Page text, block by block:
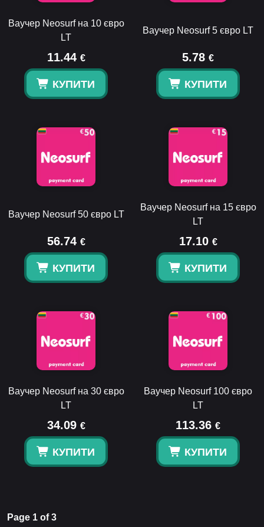
Ваучер Neosurf на 10 євро
LT
11.44 €
КУПИТИ
Ваучер Neosurf 5 євро LT
5.78 €
КУПИТИ
Ваучер Neosurf 50 євро LT
56.74 €
КУПИТИ
Ваучер Neosurf на 15 євро
LT
17.10 €
КУПИТИ
Ваучер Neosurf на 30 євро
LT
34.09 €
КУПИТИ
Ваучер Neosurf 100 євро
LT
113.36 €
КУПИТИ
Page 1 of 3